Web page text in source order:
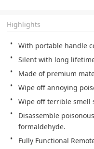
Highlights
With portable handle
Silent with long
Made of premium
Wipe off annoying
Disassemble